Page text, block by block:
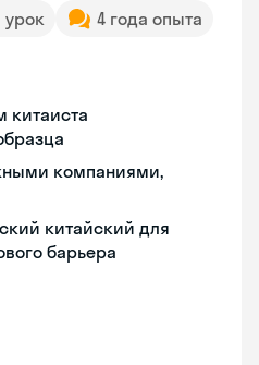
урок 4 года опыта
китаиста
компаниями,
китайский для
барьера